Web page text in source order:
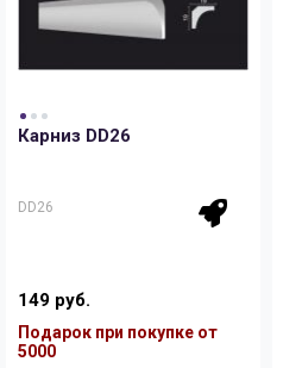
Карниз DD26
DD26
149 руб.
Подарок при покупке от
5000